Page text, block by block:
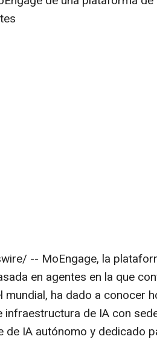
-- MoEngage, la
en agentes en la que
ha dado a conocer
infraestructura de IA con
de IA autónomo y dedicado